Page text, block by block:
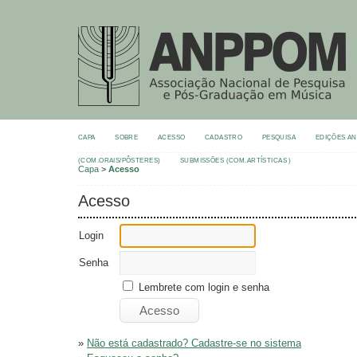
CAPA SOBRE ACESSO CADASTRO PESQUISA EDIÇÕES
(COM.ORAIS/PÔSTERES) SUBMISSÕES (COM.ARTÍSTICAS )
Capa > Acesso
Acesso
Login
Senha
Lembrete com login e senha
» Não está cadastrado? Cadastre-se no sistema